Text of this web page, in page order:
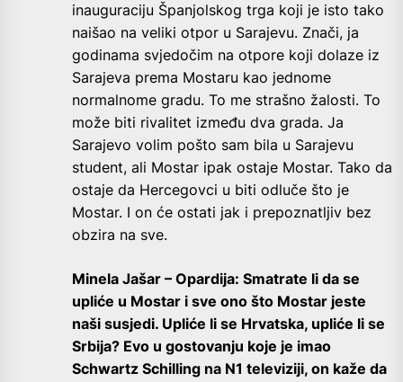
inauguraciju Španjolskog trga koji je isto tako
naišao na veliki otpor u Sarajevu. Znači, ja
godinama svjedočim na otpore koji dolaze iz
Sarajeva prema Mostaru kao jednome
normalnome gradu. To me strašno žalosti. To
može biti rivalitet između dva grada. Ja
Sarajevo volim pošto sam bila u Sarajevu
student, ali Mostar ipak ostaje Mostar. Tako da
ostaje da Hercegovci u biti odluče što je
Mostar. I on će ostati jak i prepoznatljiv bez
obzira na sve.
Minela Jašar – Opardija: Smatrate li da se
upliće u Mostar i sve ono što Mostar jeste
naši susjedi. Upliće li se Hrvatska, upliće li se
Srbija? Evo u gostovanju koje je imao
Schwartz Schilling na N1 televiziji, on kaže da